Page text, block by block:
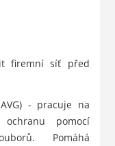
firemní síť před
- pracuje na
pomocí
Pomáhá